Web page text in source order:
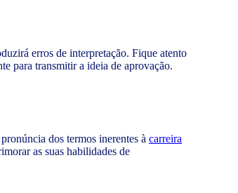
erros de interpretação. Fique atento
para transmitir a ideia de aprovação.
dos termos inerentes à carreira
as suas habilidades de